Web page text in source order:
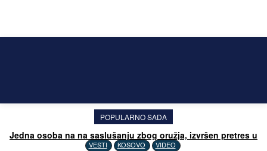
POPULARNO SADA
Jedna osoba na na saslušanju zbog oružja, izvršen pretres u
Drenu
VESTI KOSOVO VIDEO